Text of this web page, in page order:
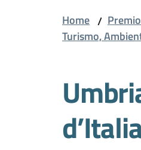
Home /
Turismo,